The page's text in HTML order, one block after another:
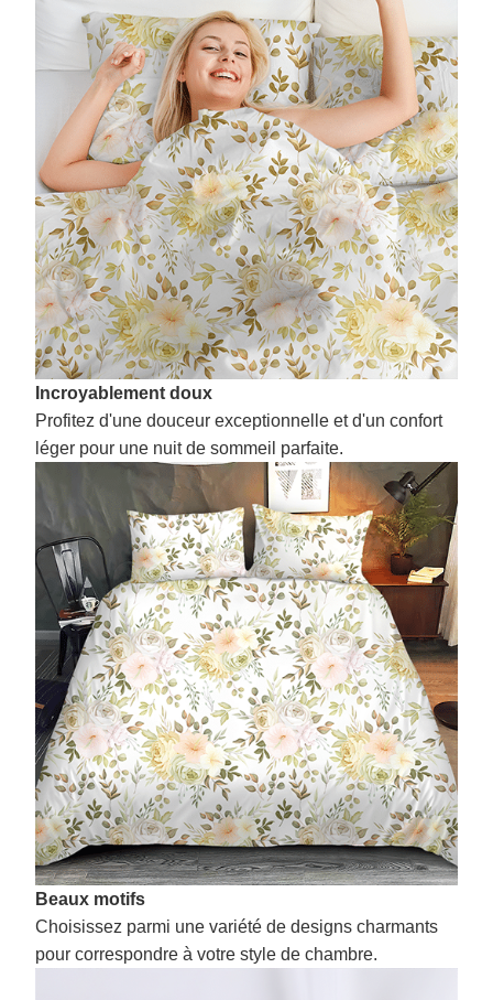
Incroyablement doux
Profitez d'une douceur exceptionnelle et d'un confort
léger pour une nuit de sommeil parfaite.
Beaux motifs
Choisissez parmi une variété de designs charmants
pour correspondre à votre style de chambre.